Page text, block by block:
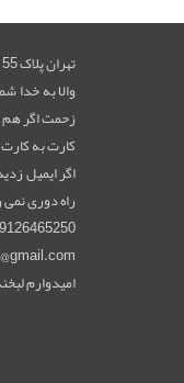
تهران پلاک 55 واحد 15
والا به خدا
زحمت اگر
کارت به
اگر ایمیل
راه دوری
امیدوارم